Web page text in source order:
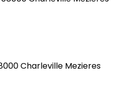
Charleville Mezieres